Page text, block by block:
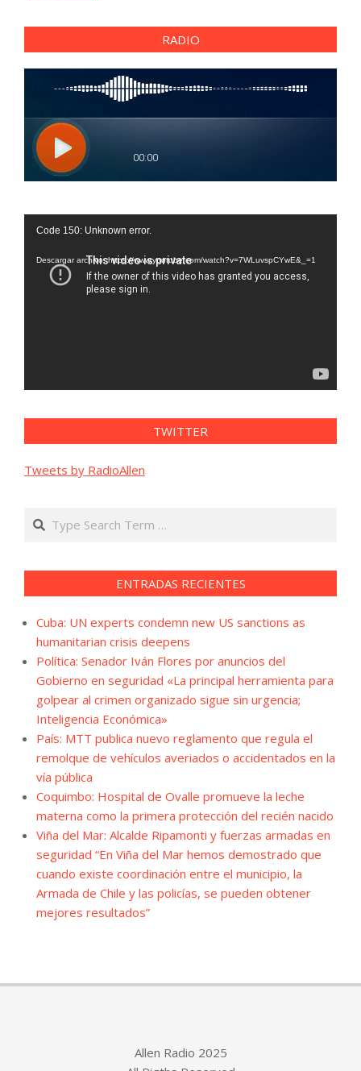
RADIO
Reproductor
vídeo
Code 150: Unknown error.
Descargar archivo: https://www.youtube.com/watch?v=7WLuvspCYwE&_=1
TWITTER
Tweets by RadioAllen
Search
ENTRADAS RECIENTES
Cuba: UN experts condemn new US sanctions as
humanitarian crisis deepens
Política: Senador Iván Flores por anuncios del
Gobierno en seguridad «La principal herramienta para
golpear al crimen organizado sigue sin urgencia;
Inteligencia Económica»
País: MTT publica nuevo reglamento que regula el
remolque de vehículos averiados o accidentados en la
vía pública
Coquimbo: Hospital de Ovalle promueve la leche
materna como la primera protección del recién nacido
Viña del Mar: Alcalde Ripamonti y fuerzas armadas en
seguridad “En Viña del Mar hemos demostrado que
cuando existe coordinación entre el municipio, la
Armada de Chile y las policías, se pueden obtener
mejores resultados”
Allen Radio 2025